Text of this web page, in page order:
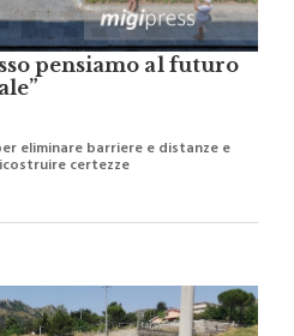
pensiamo al futuro